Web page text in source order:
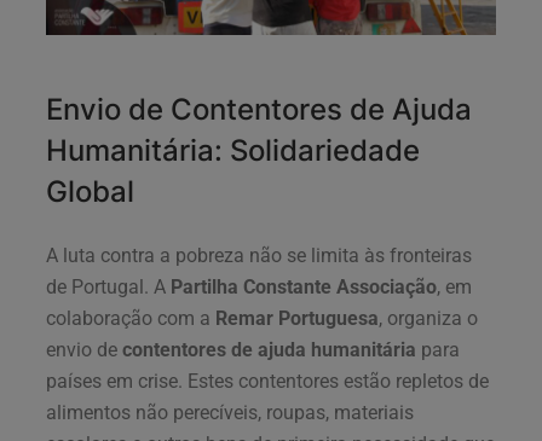
Envio de Contentores de Ajuda
Humanitária: Solidariedade
Global
A luta contra a pobreza não se limita às fronteiras
de Portugal. A Partilha Constante Associação, em
colaboração com a Remar Portuguesa, organiza o
envio de contentores de ajuda humanitária para
países em crise. Estes contentores estão repletos de
alimentos não perecíveis, roupas, materiais